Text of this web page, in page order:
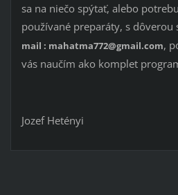
sa na niečo spýtať, alebo
používané preparáty, s dôverou
mail : mahatma772@gmail.com,
vás naučím ako komplet
Jozef Hetényi